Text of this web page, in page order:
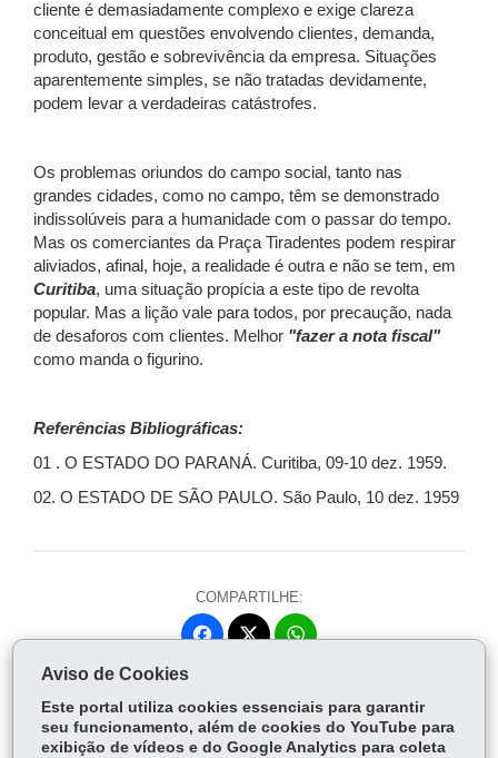
cliente é demasiadamente complexo e exige clareza
conceitual em questões envolvendo clientes, demanda,
produto, gestão e sobrevivência da empresa. Situações
aparentemente simples, se não tratadas devidamente,
podem levar a verdadeiras catástrofes.
Os problemas oriundos do campo social, tanto nas
grandes cidades, como no campo, têm se demonstrado
indissolúveis para a humanidade com o passar do tempo.
Mas os comerciantes da Praça Tiradentes podem respirar
aliviados, afinal, hoje, a realidade é outra e não se tem, em
Curitiba, uma situação propícia a este tipo de revolta
popular. Mas a lição vale para todos, por precaução, nada
de desaforos com clientes. Melhor "fazer a nota fiscal"
como manda o figurino.
Referências Bibliográficas:
01 . O ESTADO DO PARANÁ. Curitiba, 09-10 dez. 1959.
02. O ESTADO DE SÃO PAULO. São Paulo, 10 dez. 1959
COMPARTILHE:
Fa
ok
itt
er
W
Ap
p
Aviso de Cookies
Este portal utiliza cookies essenciais para garantir
seu funcionamento, além de cookies do YouTube para
exibição de vídeos e do Google Analytics para coleta